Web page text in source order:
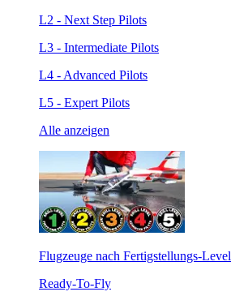
L2 - Next Step Pilots
L3 - Intermediate Pilots
L4 - Advanced Pilots
L5 - Expert Pilots
Alle anzeigen
Flugzeuge nach Fertigstellungs-Level
Ready-To-Fly